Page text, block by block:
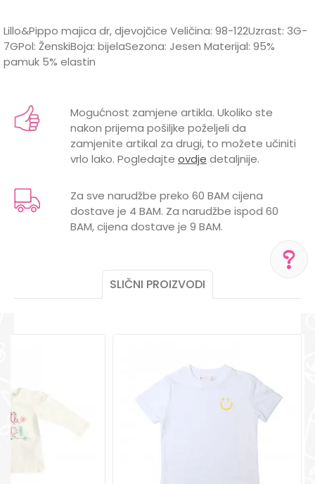
POMOĆ PRI KUPOVINI
Radno vreme
Pon-Subota: 09:00-
Lillo&Pippo majica dr, djevojčice Veličina: 98-122Uzrast: 3G-
7GPol: ŽenskiBoja: bijelaSezona: Jesen Materijal: 95%
pamuk 5% elastin
Kategorija
Majice
Brend
LILLO&PIPPO
Email
Mogućnost zamjene artikla. Ukoliko ste
nakon prijema pošiljke poželjeli da
zamjenite artikal za drugi, to možete učiniti
vrlo lako. Pogledajte ovdje detaljnije.
Za sve narudžbe preko 60 BAM cijena
dostave je 4 BAM. Za narudžbe ispod 60
BAM, cijena dostave je 9 BAM.
SLIČNI PROIZVODI